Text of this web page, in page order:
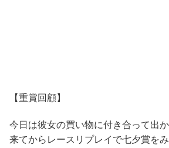
【重賞回顧】
今日は彼女の買い物に付き合って出
来てからレースリプレイで七夕賞を